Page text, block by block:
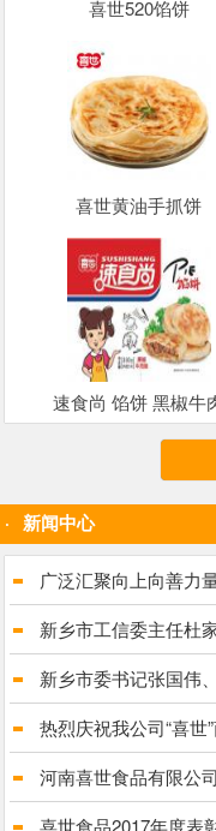
喜世520馅饼
喜世黄油手抓饼
速食尚 馅饼 黑椒牛
新闻中心
新乡市工信委主任杜
热烈庆祝我公司“喜世
河南喜世食品有限公
喜世食品2017年度表